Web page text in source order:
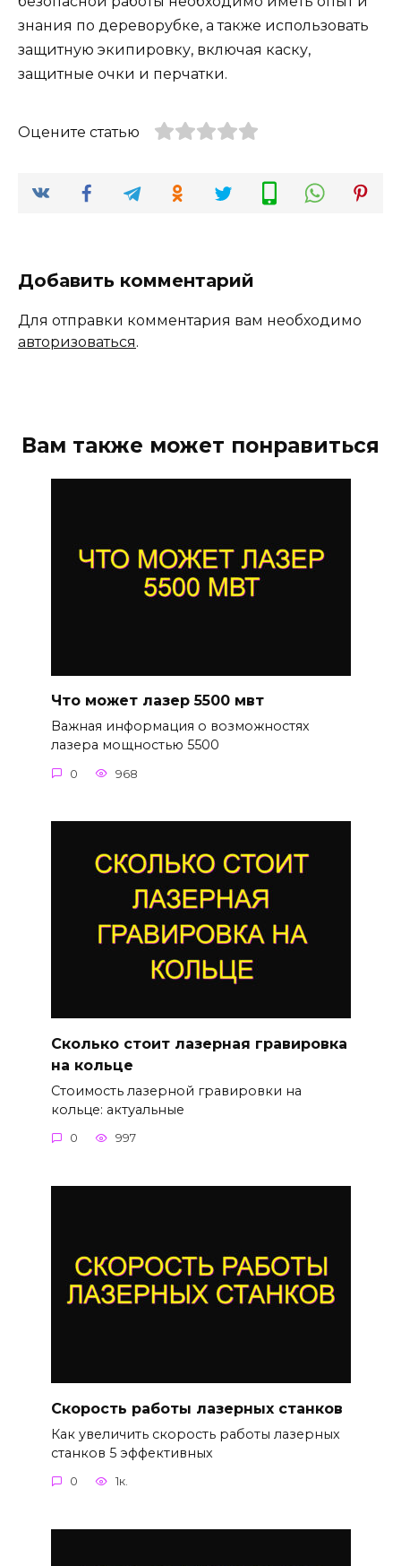
знания по дереворубке, а также использовать
защитную экипировку, включая каску,
защитные очки и перчатки.
Оцените статью
Добавить комментарий
Для отправки комментария вам необходимо
авторизоваться.
Вам также может понравиться
Что может лазер 5500 мвт
Важная информация о возможностях
лазера мощностью 5500
0 968
Сколько стоит лазерная гравировка
на кольце
Стоимость лазерной гравировки на
кольце: актуальные
0 997
Скорость работы лазерных станков
Как увеличить скорость работы лазерных
станков 5 эффективных
0 1к.